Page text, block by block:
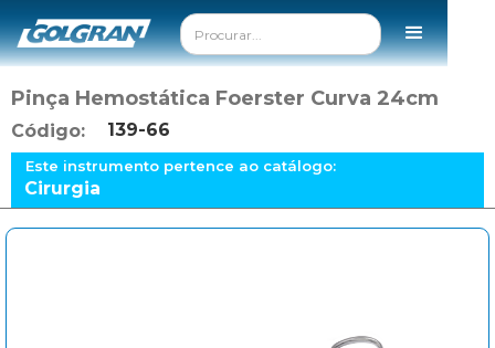
Pinça Hemostática Foerster Curva 24cm
Código: 139-66
Este instrumento pertence ao catálogo:
Cirurgia